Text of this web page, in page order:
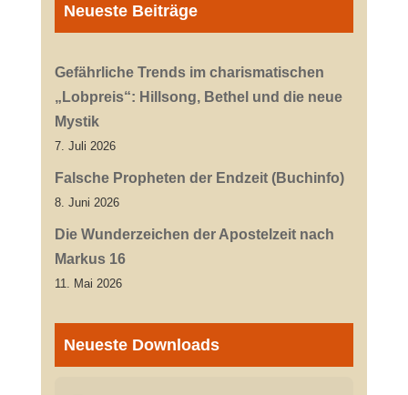
Neueste Beiträge
Gefährliche Trends im charismatischen
„Lobpreis“: Hillsong, Bethel und die neue
Mystik
7. Juli 2026
Falsche Propheten der Endzeit (Buchinfo)
8. Juni 2026
Die Wunderzeichen der Apostelzeit nach
Markus 16
11. Mai 2026
Neueste Downloads